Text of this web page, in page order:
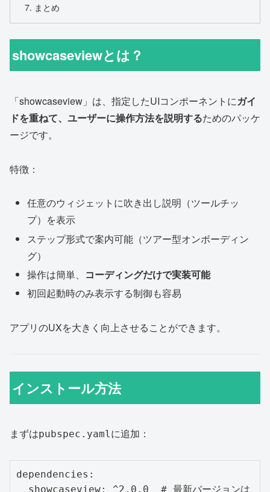
まとめ
showcaseviewとは？
「showcaseview」は、指定したUIコンポーネントにガイ
ドを重ねて、ユーザーに操作方法を説明するためのパッケ
ージです。
特徴：
任意のウィジェットに吹き出し説明（ツールチッ
プ）を表示
ステップ形式で案内可能（ツアー型オンボーディン
グ）
操作は簡単、 コーディングだけで実装可能
初回起動時のみ表示する制御も容易
アプリのUXを大きく向上させることができます。
インストール方法
まずはpubspec.yamlに追加：
dependencies: